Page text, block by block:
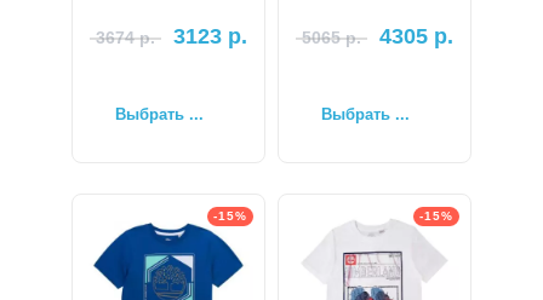
3674р. 3123 р.
Выбрать ...
5065р. 4305 р.
Выбрать ...
-15% -15%